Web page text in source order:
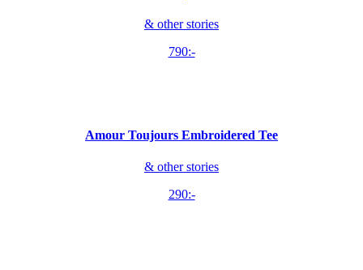
& other stories
790:-
Amour Toujours Embroidered Tee
& other stories
290:-